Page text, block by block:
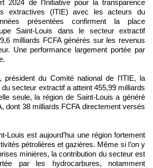
2024 de l’Initiative pour la transparence
extractives (ITIE) avec les acteurs du
présentées confirment la place
Saint-Louis dans le secteur extractif
milliards FCFA générés sur les revenus
Une performance largement portée par
président du Comité national de l’ITIE, la
secteur extractif a atteint 455,99 milliards
seule, la région de Saint-Louis a généré
dont 38 milliards FCFA directement versés
Louis est aujourd’hui une région fortement
pétrolières et gazières. Même si l’on y
minières, la contribution du secteur est
par les hydrocarbures, notamment